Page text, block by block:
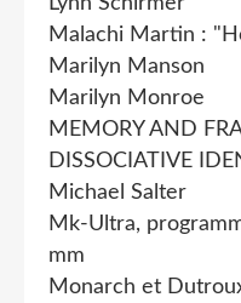
Malachi Martin :
Marilyn Manson
Marilyn Monroe
MEMORY AND
DISSOCIATIVE
Michael Salter
Mk-Ultra,
mm
Monarch et